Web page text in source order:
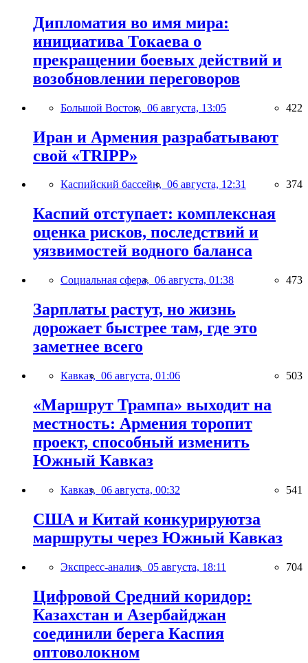
Дипломатия во имя мира:
инициатива Токаева о
прекращении боевых действий и
возобновлении переговоров
Большой Восток, 06 августа, 13:05 422
Иран и Армения разрабатывают
свой «TRIPP»
Каспийский бассейн, 06 августа, 12:31 374
Каспий отступает: комплексная
оценка рисков, последствий и
уязвимостей водного баланса
Социальная сфера, 06 августа, 01:38 473
Зарплаты растут, но жизнь
дорожает быстрее там, где это
заметнее всего
Кавказ, 06 августа, 01:06 503
«Маршрут Трампа» выходит на
местность: Армения торопит
проект, способный изменить
Южный Кавказ
Кавказ, 06 августа, 00:32 541
США и Китай конкурируютза
маршруты через Южный Кавказ
Экспресс-анализ, 05 августа, 18:11 704
Цифровой Средний коридор:
Казахстан и Азербайджан
соединили берега Каспия
оптоволокном